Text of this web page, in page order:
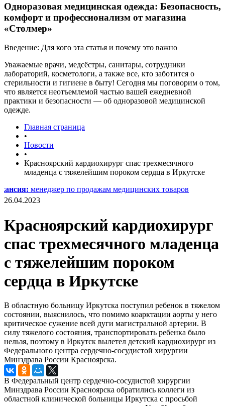
Одноразовая медицинская одежда: Безопасность,
комфорт и профессионализм от магазина
«Столмер»
Введение: Для кого эта статья и почему это важно
Уважаемые врачи, медсёстры, санитары, сотрудники
лабораторий, косметологи, а также все, кто заботится о
стерильности и гигиене в быту! Сегодня мы поговорим о том,
что является неотъемлемой частью вашей ежедневной
практики и безопасности — об одноразовой медицинской
одежде.
Главная страница
•
Новости
•
Красноярский кардиохирург спас трехмесячного
младенца с тяжелейшим пороком сердца в Иркутске
менеджер по продажам медицинских товаров
26.04.2023
Красноярский кардиохирург
спас трехмесячного младенца
с тяжелейшим пороком
сердца в Иркутске
В областную больницу Иркутска поступил ребенок в тяжелом
состоянии, выяснилось, что помимо коарктации аорты у него
критическое сужение всей дуги магистральной артерии. В
силу тяжелого состояния, транспортировать ребенка было
нельзя, поэтому в Иркутск вылетел детский кардиохирург из
Федерального центра сердечно-сосудистой хирургии
Минздрава России Красноярска.
В Федеральный центр сердечно-сосудистой хирургии
Минздрава России Красноярска обратились коллеги из
областной клинической больницы Иркутска с просьбой